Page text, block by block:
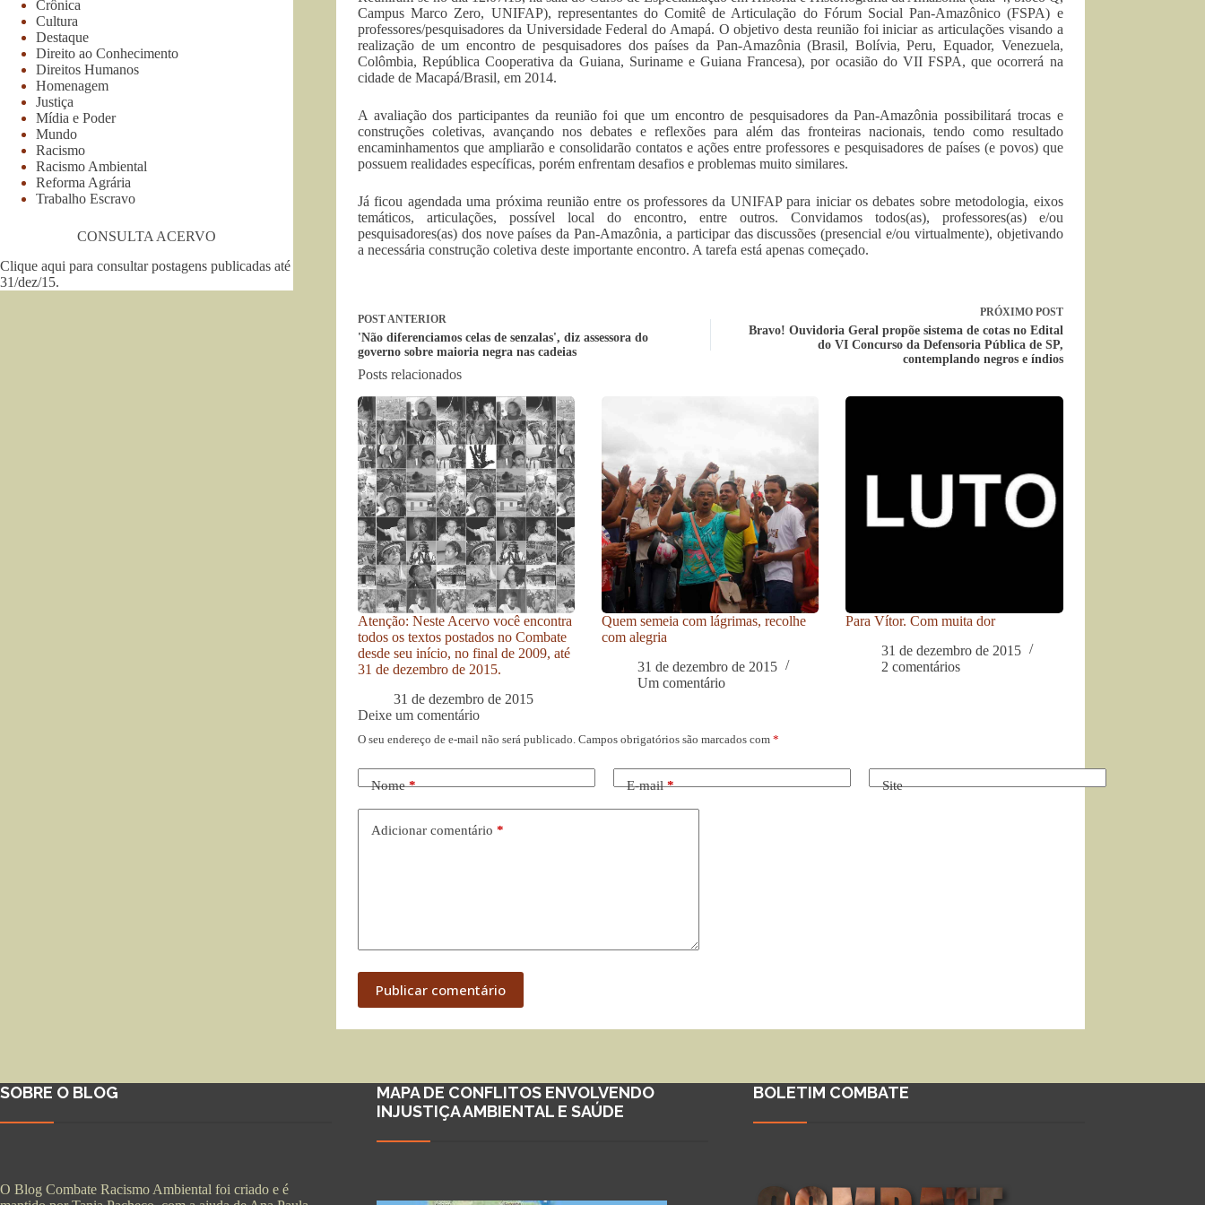
Campus Marco Zero, UNIFAP), representantes do Comitê de Articulação do Fórum Social Pan-Amazônico (FSPA) e
professores/pesquisadores da Universidade Federal do Amapá. O objetivo desta reunião foi iniciar as articulações visando a
realização de um encontro de pesquisadores dos países da Pan-Amazônia (Brasil, Bolívia, Peru, Equador, Venezuela,
Colômbia, República Cooperativa da Guiana, Suriname e Guiana Francesa), por ocasião do VII FSPA, que ocorrerá na
cidade de Macapá/Brasil, em 2014.
A avaliação dos participantes da reunião foi que um encontro de pesquisadores da Pan-Amazônia possibilitará trocas e
construções coletivas, avançando nos debates e reflexões para além das fronteiras nacionais, tendo como resultado
encaminhamentos que ampliarão e consolidarão contatos e ações entre professores e pesquisadores de países (e povos) que
possuem realidades específicas, porém enfrentam desafios e problemas muito similares.
Já ficou agendada uma próxima reunião entre os professores da UNIFAP para iniciar os debates sobre metodologia, eixos
temáticos, articulações, possível local do encontro, entre outros. Convidamos todos(as), professores(as) e/ou
pesquisadores(as) dos nove países da Pan-Amazônia, a participar das discussões (presencial e/ou virtualmente), objetivando
a necessária construção coletiva deste importante encontro. A tarefa está apenas começado.
POSTANTERIOR
'Não diferenciamos celas de senzalas', diz assessora do
governo sobre maioria negra nas cadeias
PRÓXIMO POST
Bravo! Ouvidoria Geral propõe sistema de cotas no Edital
do VI Concurso da Defensoria Pública de SP,
contemplando negros e índios
Posts relacionados
Atenção: Neste Acervo você encontra
todos os textos postados no Combate
desde seu início, no final de 2009, até
31 de dezembro de 2015.
31 de dezembro de 2015
Quem semeia com lágrimas, recolhe
com alegria
31 de dezembro de 2015
Um comentário
Para Vítor. Com muita dor
31 de dezembro de 2015
2 comentários
Deixe um comentário
O seu endereço de e-mail não será publicado. Campos obrigatórios são marcados com *
Nome* E-mail* Site
Adicionar comentário *
Publicar comentário
Crônica
Cultura
Destaque
Direito ao Conhecimento
Direitos Humanos
Homenagem
Justiça
Mídia e Poder
Mundo
Racismo
Racismo Ambiental
Reforma Agrária
Trabalho Escravo
CONSULTA ACERVO
Clique aqui para consultar postagens publicadas até
31/dez/15.
SOBRE O BLOG
O Blog Combate Racismo Ambiental foi criado e é
MAPA DE CONFLITOS ENVOLVENDO
INJUSTIÇA AMBIENTAL E SAÚDE
BOLETIM COMBATE